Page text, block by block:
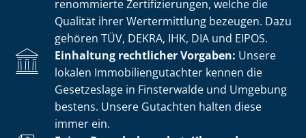
renommierte Zer­ti­fi­zie­run­gen, welche die
Qualität ihrer Wertermittlung bezeugen. Dazu
gehören TÜV, DEKRA, IHK, DIA und EIPOS.
Einhaltung rechtlicher Vorgaben: Unsere
lokalen Im­mo­bi­li­en­gut­ach­ter kennen die
Gesetzeslage in Finsterwalde und Umgebung
bestens. Unsere Gutachten halten diese
immer ein.